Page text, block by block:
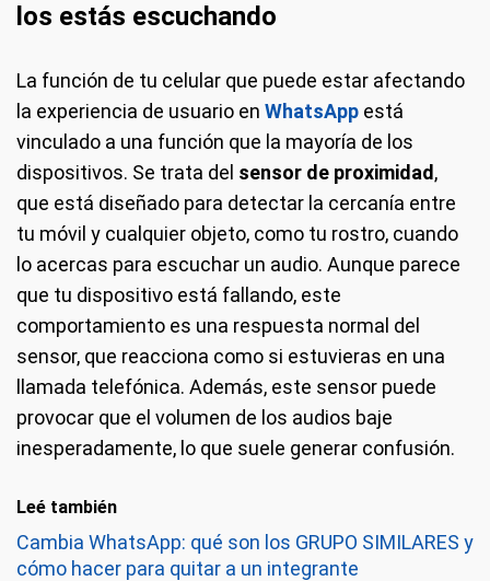
los estás escuchando
La función de tu celular que puede estar afectando
la experiencia de usuario en WhatsApp está
vinculado a una función que la mayoría de los
dispositivos. Se trata del sensor de proximidad ,
que está diseñado para detectar la cercanía entre
tu móvil y cualquier objeto, como tu rostro, cuando
lo acercas para escuchar un audio. Aunque parece
que tu dispositivo está fallando, este
comportamiento es una respuesta normal del
sensor, que reacciona como si estuvieras en una
llamada telefónica. Además, este sensor puede
provocar que el volumen de los audios baje
inesperadamente, lo que suele generar confusión.
Leé también
Cambia WhatsApp: qué son los GRUPO SIMILARES y
cómo hacer para quitar a un integrante